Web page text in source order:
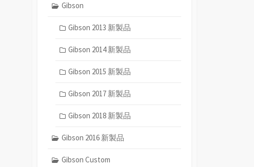
Gibson
Gibson 2013 新製品
Gibson 2014 新製品
Gibson 2015 新製品
Gibson 2017 新製品
Gibson 2018 新製品
Gibson 2016 新製品
Gibson Custom